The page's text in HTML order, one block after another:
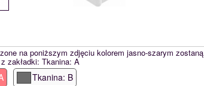
na poniższym zdjęciu kolorem jasno-szarym zostaną
zakładki: Tkanina: A
Tkanina: B